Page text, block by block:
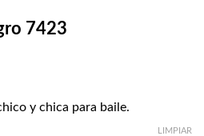
7423
y chica para baile.
LIMPIAR